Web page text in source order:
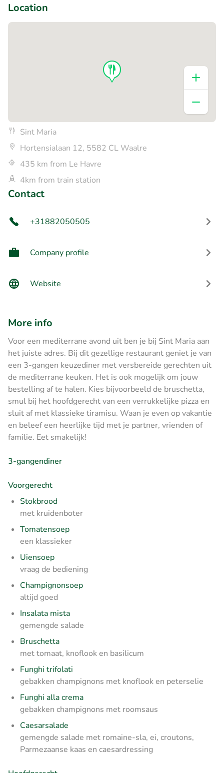
Location
Sint Maria
Hortensialaan 12, 5582 CL Waalre
435 km from Le Havre
4km from train station
Contact
+31882050505
Company profile
Website
More info
Voor een mediterrane avond uit ben je bij Sint Maria aan
het juiste adres. Bij dit gezellige restaurant geniet je van
een 3-gangen keuzediner met versbereide gerechten uit
de mediterrane keuken. Het is ook mogelijk om jouw
bestelling af te halen. Kies bijvoorbeeld de bruschetta,
smul bij het hoofdgerecht van een verrukkelijke pizza en
sluit af met klassieke tiramisu. Waan je even op vakantie
en beleef een heerlijke tijd met je partner, vrienden of
familie. Eet smakelijk!
3-gangendiner
Voorgerecht
Stokbrood
met kruidenboter
Tomatensoep
een klassieker
Uiensoep
vraag de bediening
Champignonsoep
altijd goed
Insalata mista
gemengde salade
Bruschetta
met tomaat, knoflook en basilicum
Funghi trifolati
gebakken champignons met knoflook en peterselie
Funghi alla crema
gebakken champignons met roomsaus
Caesarsalade
gemengde salade met romaine-sla, ei, croutons,
Parmezaanse kaas en caesardressing